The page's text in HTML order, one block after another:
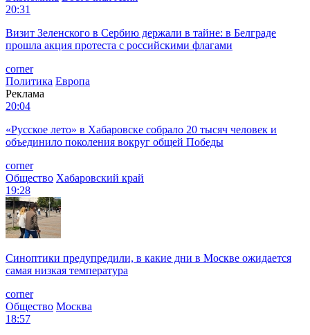
20:31
Визит Зеленского в Сербию держали в тайне: в Белграде
прошла акция протеста с российскими флагами
corner
Политика Европа
Реклама
20:04
«Русское лето» в Хабаровске собрало 20 тысяч человек и
объединило поколения вокруг общей Победы
corner
Общество Хабаровский край
19:28
Синоптики предупредили, в какие дни в Москве ожидается
самая низкая температура
corner
Общество Москва
18:57